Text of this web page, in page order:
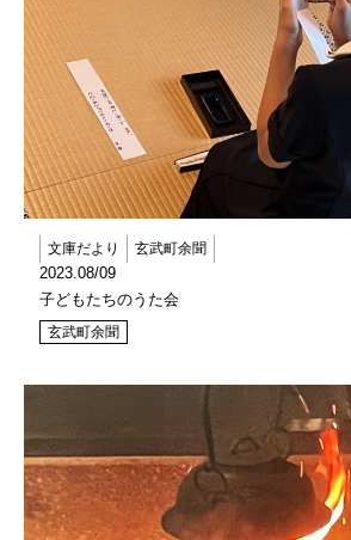
文庫だより 玄武町余聞
2023.08/09
子どもたちのうた会
玄武町余聞